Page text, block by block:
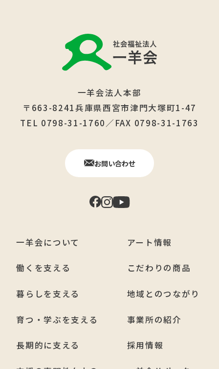
一羊会法人本部
〒663-8241兵庫県西宮市津門大塚町1-47
TEL 0798-31-1760／FAX 0798-31-1763
お問い合わせ
一羊会について
働くを支える
暮らしを支える
育つ・学ぶを支える
長期的に支える
アート情報
こだわりの商品
地域とのつながり
事業所の紹介
採用情報